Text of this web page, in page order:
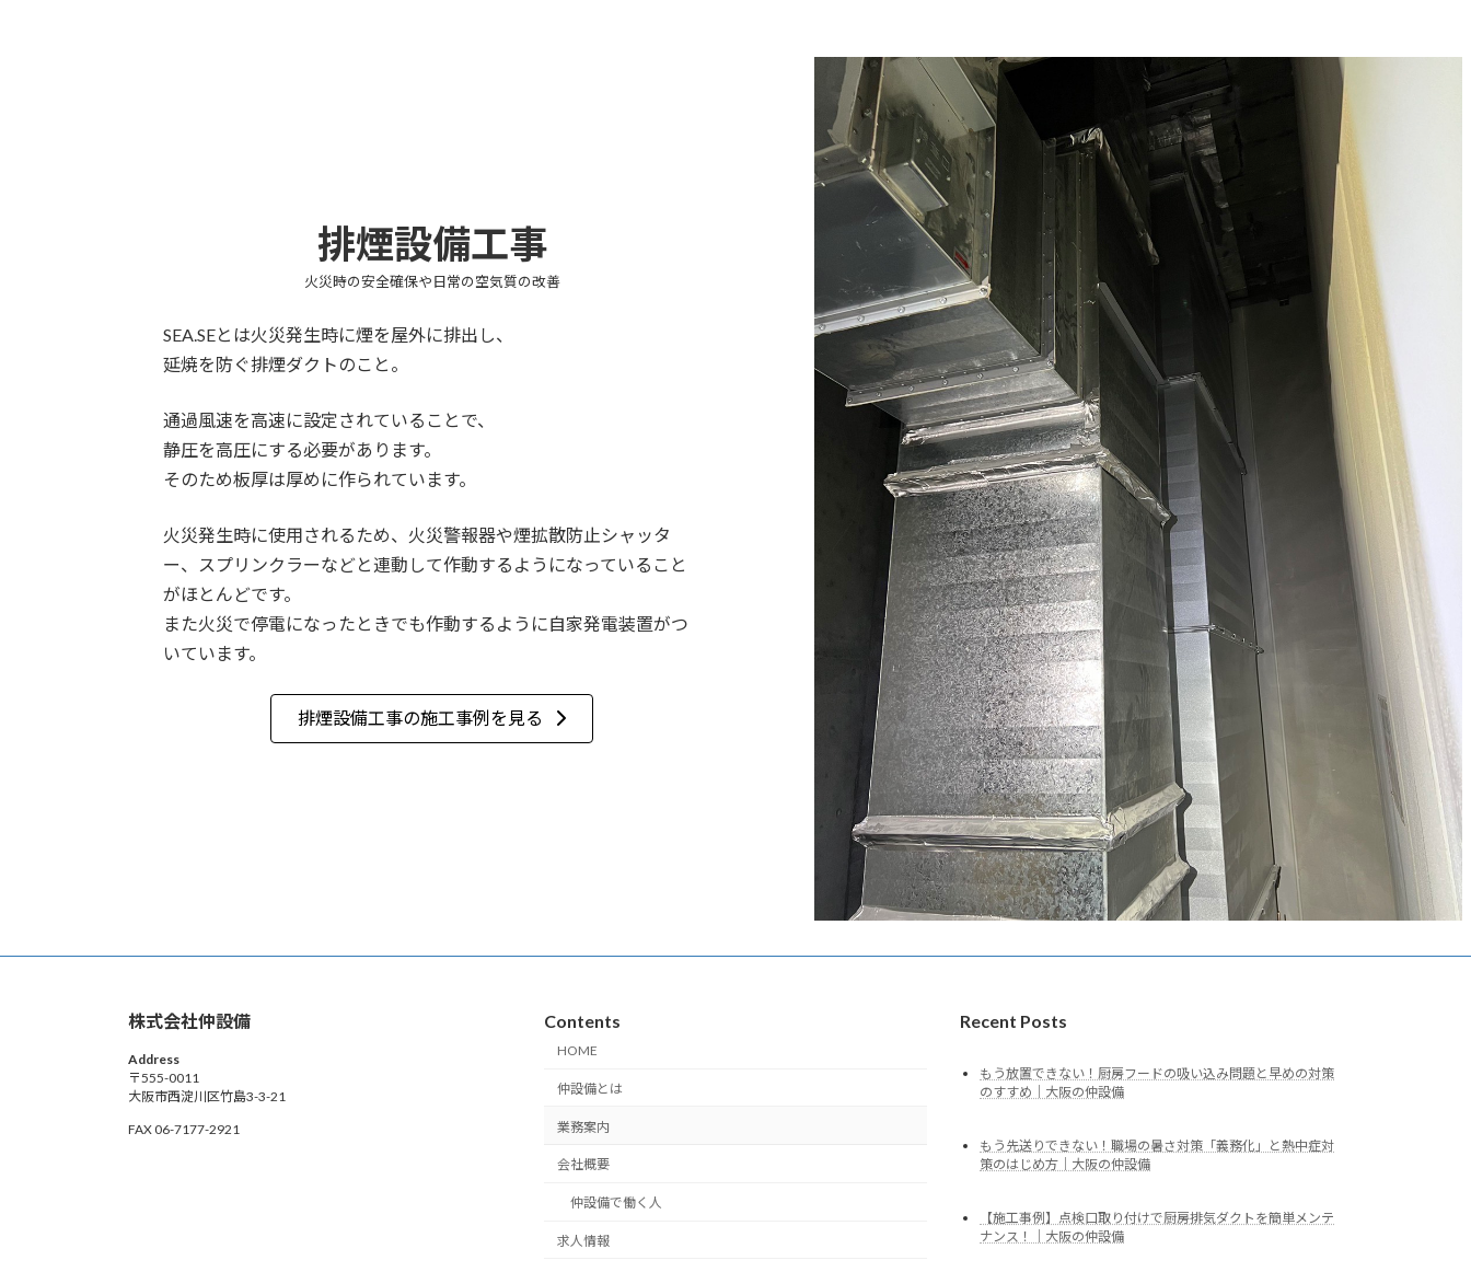
排煙設備工事
火災時の安全確保や日常の空気質の改善
SEA.SEとは火災発生時に煙を屋外に排出し、
延焼を防ぐ排煙ダクトのこと。
通過風速を高速に設定されていることで、
静圧を高圧にする必要があります。
そのため板厚は厚めに作られています。
火災発生時に使用されるため、火災警報器や煙拡散防止シャッタ
ー、スプリンクラーなどと連動して作動するようになっていること
がほとんどです。
また火災で停電になったときでも作動するように自家発電装置がつ
いています。
排煙設備工事の施工事例を見る
株式会社仲設備
Address
〒555-0011
大阪市西淀川区竹島3-3-21
FAX 06-7177-2921
Contents
HOME
仲設備とは
業務案内
会社概要
仲設備で働く人
求人情報
Recent Posts
もう放置できない！厨房フードの吸い込み問題と早めの対策
のすすめ｜大阪の仲設備
もう先送りできない！職場の暑さ対策「義務化」と熱中症対
策のはじめ方｜大阪の仲設備
【施工事例】点検口取り付けで厨房排気ダクトを簡単メンテ
ナンス！｜大阪の仲設備